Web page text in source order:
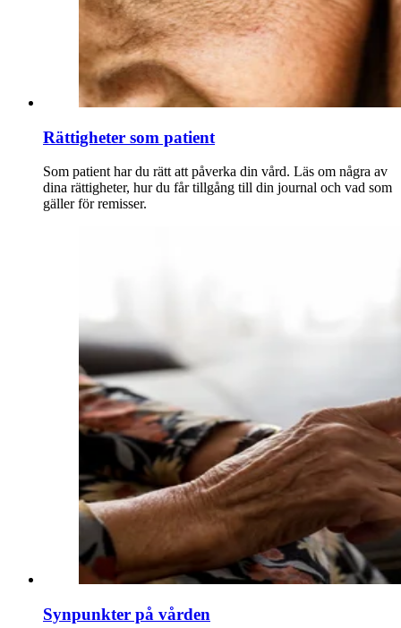
Rättigheter som patient
Som patient har du rätt att påverka din vård. Läs om några av
dina rättigheter, hur du får tillgång till din journal och vad som
gäller för remisser.
Synpunkter på vården